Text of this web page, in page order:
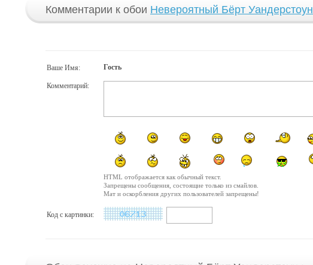
Комментарии к обои Невероятный Бёрт Уандерстоун
Ваше Имя: Гость
Комментарий:
HTML отображается как обычный текст.
Запрещены сообщения, состоящие только из смайлов.
Мат и оскорбления других пользователей запрещены!
Код с картинки: